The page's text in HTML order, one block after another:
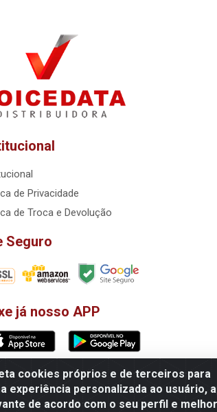
cookies próprios e de terceiros para
experiência personalizada ao usuário,
de acordo com o seu perfil e
de Privacidade
de Troca e Devolução
Seguro
já nosso APP
Matriz: VoiceData Systemas Integrados
Filial: